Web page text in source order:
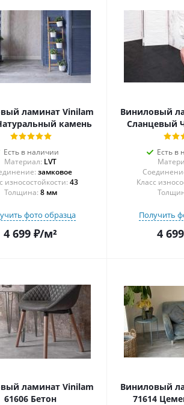
ламинат Vinilam
камень
Есть в наличии
Материал: LVT
замковое
43
Толщина: 8 мм
фото образца
4 699 ₽/м²
Виниловый
Сланцевый
Есть в
Получить
4 699
ламинат Vinilam
61606 Бетон
Виниловый
71614